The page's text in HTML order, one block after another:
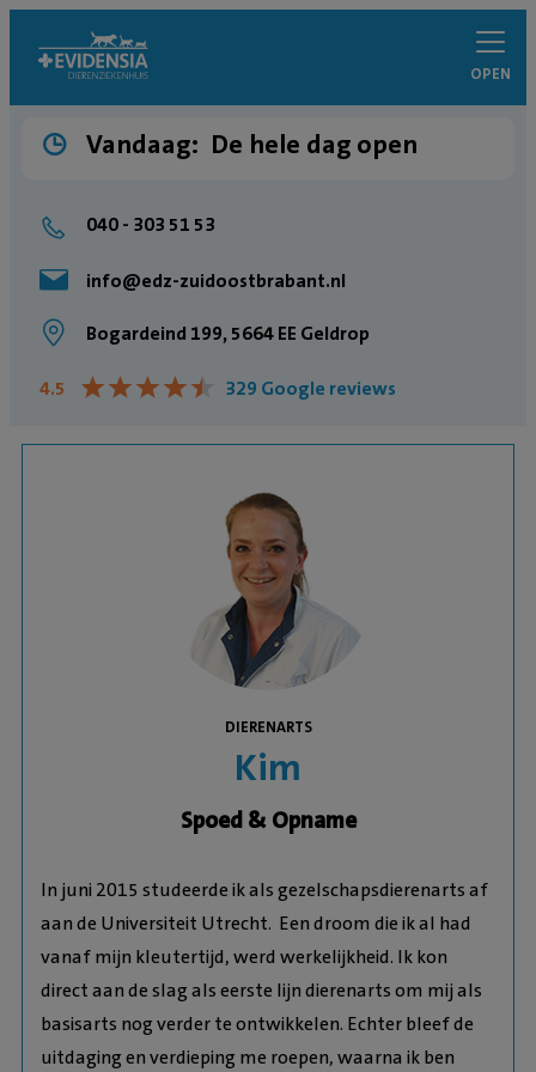
OPEN
Vandaag: De hele dag open
040 - 303 51 53
info@edz-zuidoostbrabant.nl
Bogardeind 199, 5664 EE Geldrop
4.5 ★★★★★
★★★★★ 329 Google reviews
DIERENARTS
Kim
Spoed & Opname
In juni 2015 studeerde ik als gezelschapsdierenarts af
aan de Universiteit Utrecht. Een droom die ik al had
vanaf mijn kleutertijd, werd werkelijkheid. Ik kon
direct aan de slag als eerste lijn dierenarts om mij als
basisarts nog verder te ontwikkelen. Echter bleef de
uitdaging en verdieping me roepen, waarna ik ben